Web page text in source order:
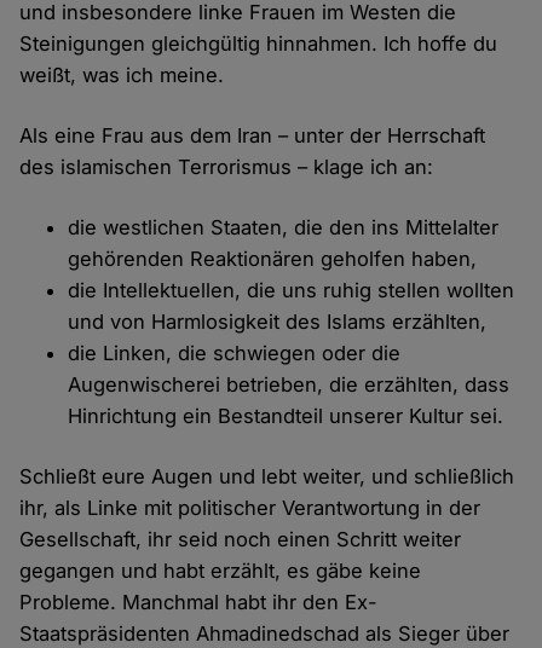
und insbesondere linke Frauen im Westen die
Steinigungen gleichgültig hinnahmen. Ich hoffe du
weißt, was ich meine.
Als eine Frau aus dem Iran – unter der Herrschaft
des islamischen Terrorismus – klage ich an:
die westlichen Staaten, die den ins Mittelalter
gehörenden Reaktionären geholfen haben,
die Intellektuellen, die uns ruhig stellen wollten
und von Harmlosigkeit des Islams erzählten,
die Linken, die schwiegen oder die
Augenwischerei betrieben, die erzählten, dass
Hinrichtung ein Bestandteil unserer Kultur sei.
Schließt eure Augen und lebt weiter, und schließlich
ihr, als Linke mit politischer Verantwortung in der
Gesellschaft, ihr seid noch einen Schritt weiter
gegangen und habt erzählt, es gäbe keine
Probleme. Manchmal habt ihr den Ex-
Staatspräsidenten Ahmadinedschad als Sieger über